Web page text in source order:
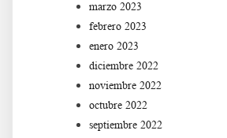
marzo 2023
febrero 2023
enero 2023
diciembre 2022
noviembre 2022
octubre 2022
septiembre 2022